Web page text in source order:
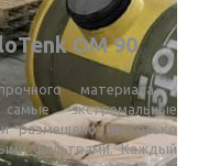
OM 90
материала -
экстремальные
размещено несколько
фильтрами. Каждый